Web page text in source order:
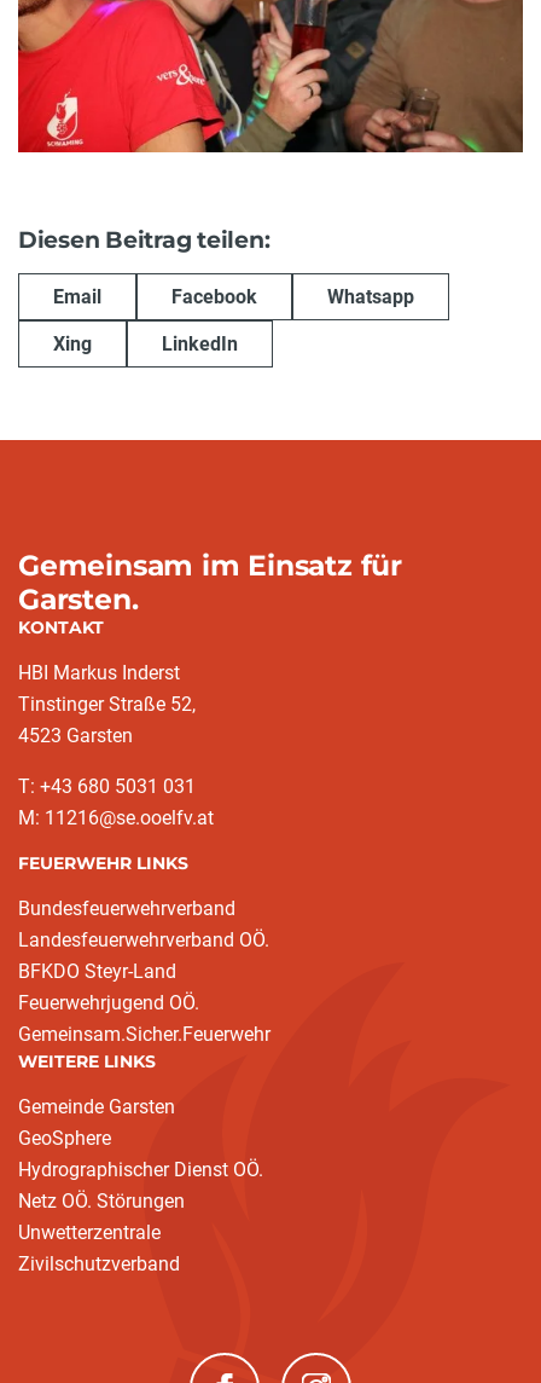
Diesen Beitrag teilen:
Email Facebook Whatsapp
Xing LinkedIn
Gemeinsam im Einsatz für
Garsten.
KONTAKT
HBI Markus Inderst
Tinstinger Straße 52,
4523 Garsten
T: +43 680 5031 031
M: 11216@se.ooelfv.at
FEUERWEHR LINKS
Bundesfeuerwehrverband
Landesfeuerwehrverband OÖ.
BFKDO Steyr-Land
Feuerwehrjugend OÖ.
Gemeinsam.Sicher.Feuerwehr
WEITERE LINKS
Gemeinde Garsten
GeoSphere
Hydrographischer Dienst OÖ.
Netz OÖ. Störungen
Unwetterzentrale
Zivilschutzverband